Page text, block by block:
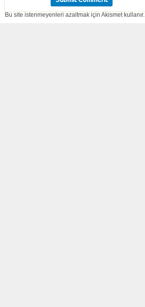
Bu site istenmeyenleri azaltmak için Akismet kullanır.